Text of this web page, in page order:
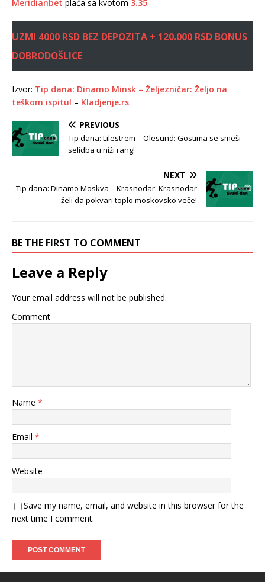
Meridianbet plaća sa kvotom 3.35.
UZMI 4000 RSD BEZ DEPOZITA + 120.000 RSD BONUS
DOBRODOŠLICE
Izvor: Tip dana: Dinamo Minsk – Željezničar: Željo na
teškom ispitu! – Kladjenje.rs.
PREVIOUS
Tip dana: Lilestrem – Olesund: Gostima se smeši
selidba u niži rang!
NEXT
Tip dana: Dinamo Moskva – Krasnodar: Krasnodar
želi da pokvari toplo moskovsko veče!
BE THE FIRST TO COMMENT
Leave a Reply
Your email address will not be published.
Comment
Name *
Email *
Website
Save my name, email, and website in this browser for the
next time I comment.